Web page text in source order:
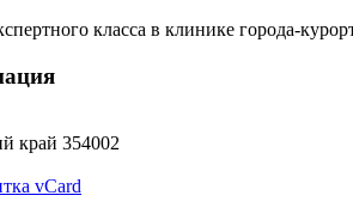
класса в клинике города-
край 354002
vCard